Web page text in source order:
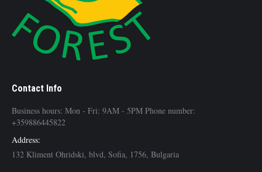
Contact Info
Business hours: Mon - Fri: 9AM - 5PM Phone number:
+359886445822
Address:
132 Kliment Ohridski, blvd, Sofia, 1756, Bulgaria